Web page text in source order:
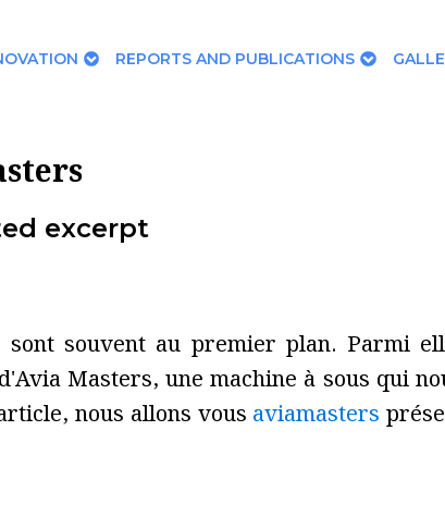
REPORTS AND PUBLICATIONS
excerpt
souvent au premier plan. Parmi
Masters, une machine à sous qui
nous allons vous aviamasters